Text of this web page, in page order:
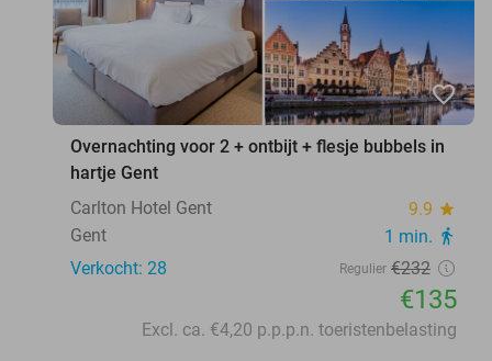
favorite_border
Overnachting voor 2 + ontbijt + flesje bubbels in
hartje Gent
Carlton Hotel Gent
9.9 star
Gent 1 min. directions_walk
Verkocht: 28 Regulier €232
€135
Excl. ca. €4,20 p.p.p.n. toeristenbelasting